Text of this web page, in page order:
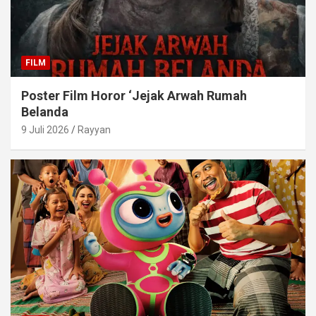
FILM
Poster Film Horor ‘Jejak Arwah Rumah
Belanda
9 Juli 2026 Rayyan